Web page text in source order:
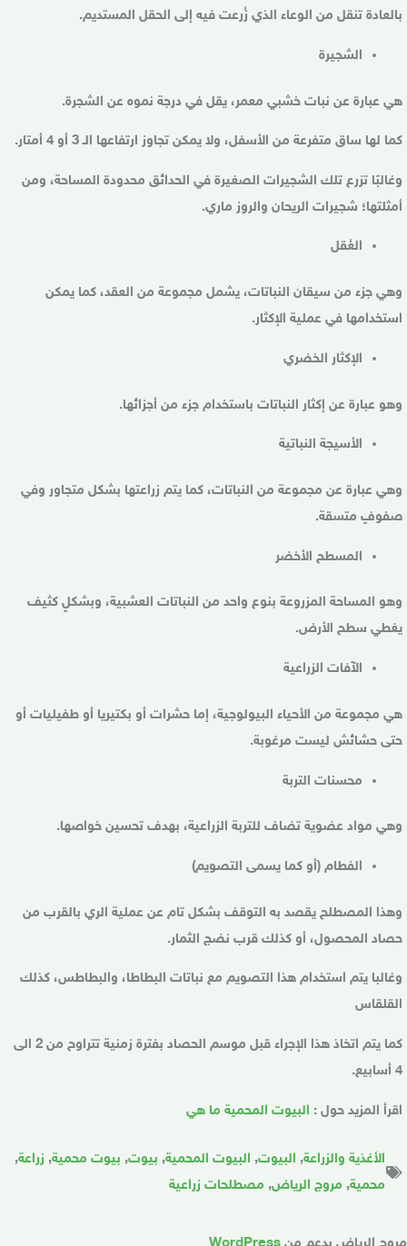
بالعادة تنقل من الوعاء الذي زُرعت فيه إلى الحقل المستديم.
الشجيرة
هي عبارة عن نبات خشبي معمر، يقل في درجة نموه عن الشجرة.
كما لها ساق متفرعة من الأسفل، ولا يمكن تجاوز ارتفاعها الـ 3 أو 4 أمتار.
وغالبًا تزرع تلك الشجيرات الصغيرة في الحدائق محدودة المساحة، ومن
أمثلتها؛ شجيرات الريحان والروز ماري.
العُقل
وهي جزء من سيقان النباتات، يشمل مجموعة من العقد، كما يمكن
استخدامها في عملية الإكثار.
الإكثار الخضري
وهو عبارة عن إكثار النباتات باستخدام جزء من أجزائها.
الأسيجة النباتية
وهي عبارة عن مجموعة من النباتات، كما يتم زراعتها بشكل متجاور وفي
صفوفٍ متسقة.
المسطح الأخضر
وهو المساحة المزروعة بنوع واحد من النباتات العشبية، وبشكلٍ كثيف
يغطي سطح الأرض.
الآفات الزراعية
هي مجموعة من الأحياء البيولوجية، إما حشرات أو بكتيريا أو طفيليات أو
حتى حشائش ليست مرغوبة.
محسنات التربة
وهي مواد عضوية تضاف للتربة الزراعية، بهدف تحسين خواصها.
الفطام(أو كما يسمى التصويم)
وهذا المصطلح يقصد به التوقف بشكل تام عن عملية الري بالقرب من
حصاد المحصول، أو كذلك قرب نضج الثمار.
وغالبا يتم استخدام هذا التصويم مع نباتات البطاطا، والبطاطس، كذلك
القلقاس
كما يتم اتخاذ هذا الإجراء قبل موسم الحصاد بفترة زمنية تتراوح من 2 الى
4 أسابيع.
اقرأ المزيد حول : البيوت المحمية ما هي
الأغذية والزراعة, البيوت, البيوت المحمية, بيوت, بيوت محمية, زراعة,
محمية, مروج الرياض, مصطلحات زراعية